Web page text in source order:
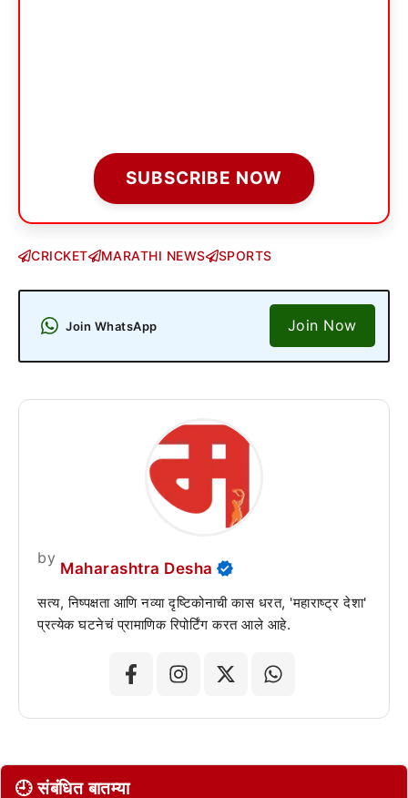
SUBSCRIBE NOW
CRICKET MARATHI NEWS SPORTS
Join WhatsApp Join Now
by
Maharashtra Desha
सत्य, निष्पक्षता आणि नव्या दृष्टिकोनाची कास धरत, 'महाराष्ट्र देशा'
प्रत्येक घटनेचं प्रामाणिक रिपोर्टिंग करत आले आहे.
🕘 संबंधित बातम्या